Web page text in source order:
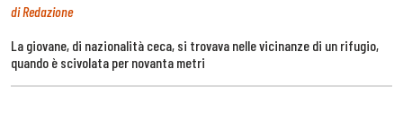
di Redazione
La giovane, di nazionalità ceca, si trovava nelle vicinanze di un rifugio,
quando è scivolata per novanta metri